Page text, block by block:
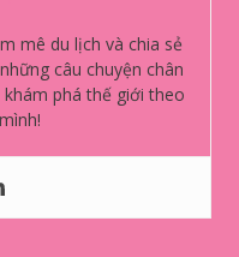
mê du lịch và chia sẻ
câu chuyện chân
phá thế giới theo